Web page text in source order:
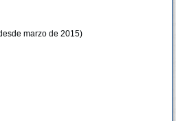
marzo de 2015)